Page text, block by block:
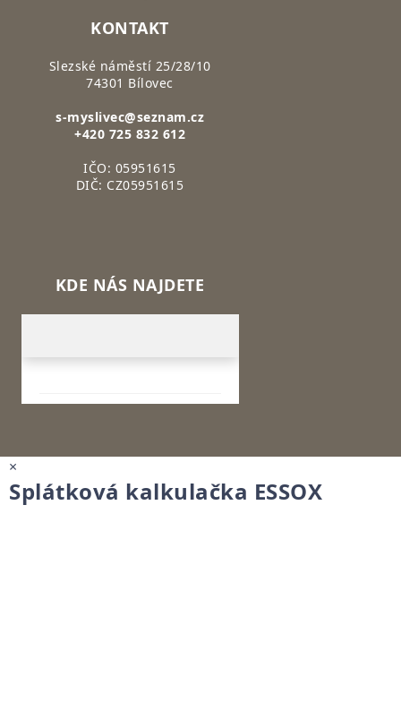
KONTAKT
Slezské náměstí 25/28/10
74301 Bílovec
s-myslivec@seznam.cz
+420 725 832 612
IČO: 05951615
DIČ: CZ05951615
KDE NÁS NAJDETE
×
Splátková kalkulačka ESSOX